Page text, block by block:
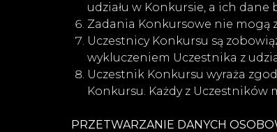
udziału w Konkursie, a ich
Zadania Konkursowe nie mogą
Uczestnicy Konkursu są
wykluczeniem Uczestnika z
Uczestnik Konkursu wyraża
Konkursu. Każdy z
PRZETWARZANIE DANYCH